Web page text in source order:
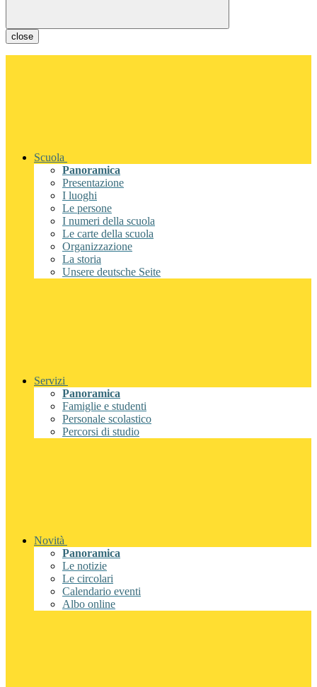
close
Scuola
Panoramica
Presentazione
I luoghi
Le persone
I numeri della scuola
Le carte della scuola
Organizzazione
La storia
Unsere deutsche Seite
Servizi
Panoramica
Famiglie e studenti
Personale scolastico
Percorsi di studio
Novità
Panoramica
Le notizie
Le circolari
Calendario eventi
Albo online